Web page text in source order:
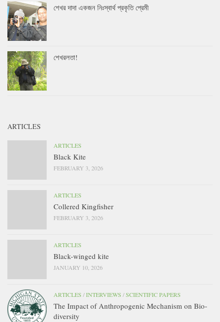
শেখর দাদা একজন নিঃস্বার্থ প্রকৃতি প্রেমী
শেখরলতা!
ARTICLES
ARTICLES
Black Kite
FEBRUARY 3, 2026
ARTICLES
Collered Kingfisher
FEBRUARY 3, 2026
ARTICLES
Black-winged kite
JANUARY 10, 2026
ARTICLES /INTERVIEWS /SCIENTIFIC PAPERS
The Impact of Anthropogenic Mechanism on Bio-
diversity